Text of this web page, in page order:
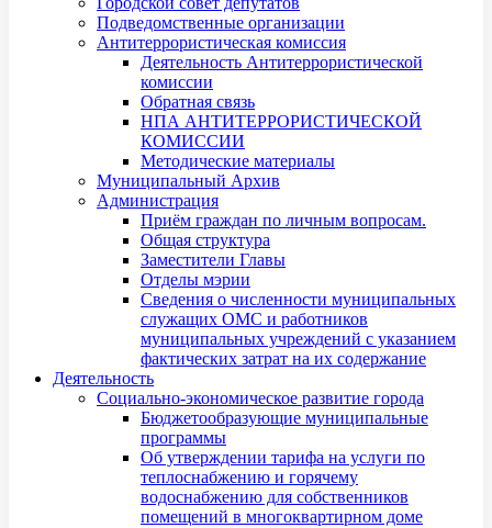
Подведомственные организации
Антитеррористическая комиссия
Деятельность Антитеррористической
комиссии
Обратная связь
НПА АНТИТЕРРОРИСТИЧЕСКОЙ
КОМИССИИ
Методические материалы
Муниципальный Архив
Администрация
Приём граждан по личным вопросам.
Общая структура
Заместители Главы
Отделы мэрии
Сведения о численности муниципальных
служащих ОМС и работников
муниципальных учреждений с указанием
фактических затрат на их содержание
Деятельность
Социально-экономическое развитие города
Бюджетообразующие муниципальные
программы
Об утверждении тарифа на услуги по
теплоснабжению и горячему
водоснабжению для собственников
помещений в многоквартирном доме